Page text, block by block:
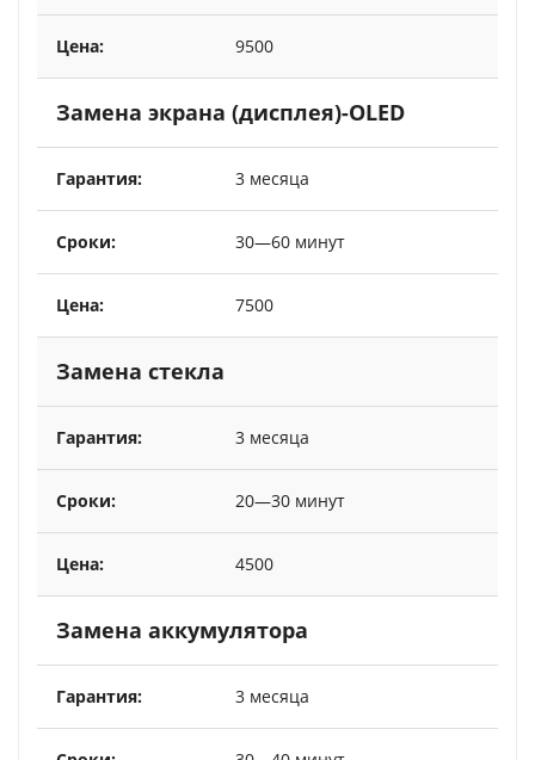
9500
Замена экрана (дисплея)-OLED
3 месяца
30—60 минут
7500
Замена стекла
3 месяца
20—30 минут
4500
Замена аккумулятора
3 месяца